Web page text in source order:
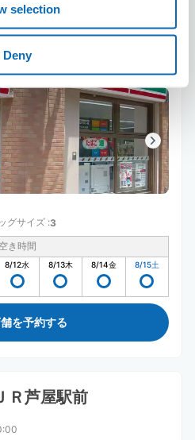
selection
Deny
屋駅北口
グサイズ :3
空き時間
8/12水 8/13木 8/14金 8/15土
を予約する
Ｒ芦屋駅前